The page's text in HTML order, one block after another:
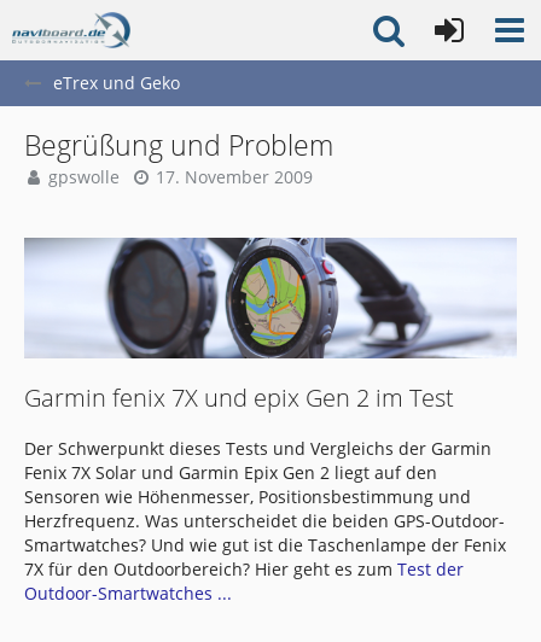
eTrex und Geko
Begrüßung und Problem
gpswolle 17. November 2009
Garmin fenix 7X und epix Gen 2 im Test
Der Schwerpunkt dieses Tests und Vergleichs der Garmin
Fenix 7X Solar und Garmin Epix Gen 2 liegt auf den
Sensoren wie Höhenmesser, Positionsbestimmung und
Herzfrequenz. Was unterscheidet die beiden GPS-Outdoor-
Smartwatches? Und wie gut ist die Taschenlampe der Fenix
7X für den Outdoorbereich? Hier geht es zum Test der
Outdoor-Smartwatches ...